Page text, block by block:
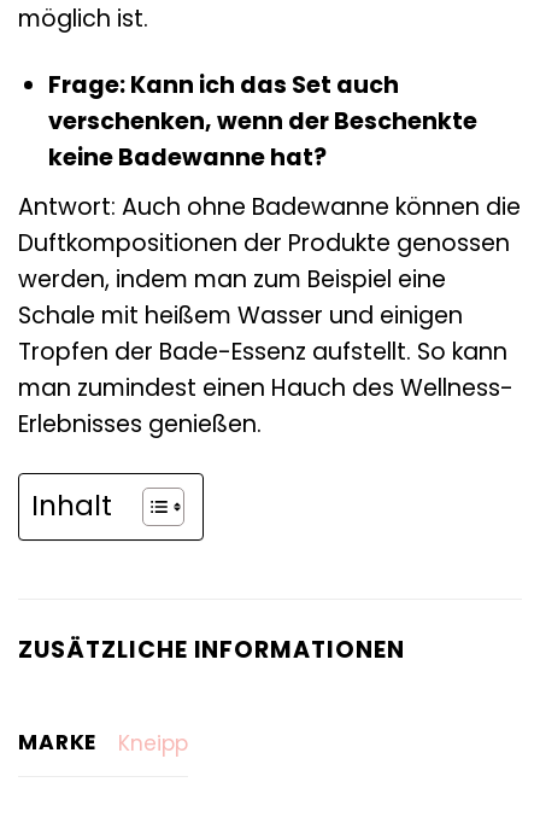
möglich ist.
Frage: Kann ich das Set auch
verschenken, wenn der Beschenkte
keine Badewanne hat?
Antwort: Auch ohne Badewanne können die
Duftkompositionen der Produkte genossen
werden, indem man zum Beispiel eine
Schale mit heißem Wasser und einigen
Tropfen der Bade-Essenz aufstellt. So kann
man zumindest einen Hauch des Wellness-
Erlebnisses genießen.
Inhalt
ZUSÄTZLICHE INFORMATIONEN
MARKE Kneipp